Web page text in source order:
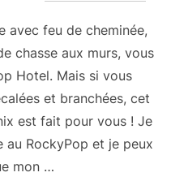
avec feu de cheminée,
chasse aux murs, vous
Hotel. Mais si vous
et branchées, cet
est fait pour vous ! Je
au RockyPop et je peux
mon …